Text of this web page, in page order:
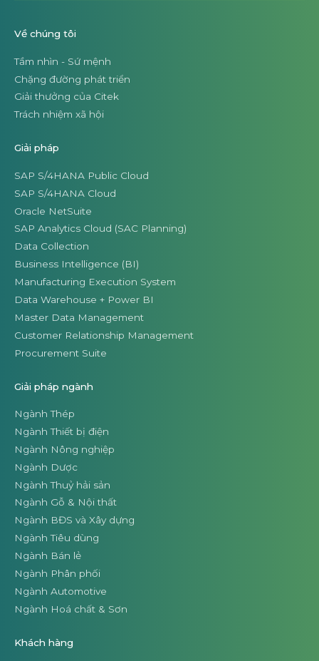
Về chúng tôi
Tầm nhìn - Sứ mệnh
Chặng đường phát triển
Giải thưởng của Citek
Trách nhiệm xã hội
Giải pháp
SAP S/4HANA Public Cloud
SAP S/4HANA Cloud
Oracle NetSuite
SAP Analytics Cloud (SAC Planning)
Data Collection
Business Intelligence (BI)
Manufacturing Execution System
Data Warehouse + Power BI
Master Data Management
Customer Relationship Management
Procurement Suite
Giải pháp ngành
Ngành Thép
Ngành Thiết bị điện
Ngành Nông nghiệp
Ngành Dược
Ngành Thuỷ hải sản
Ngành Gỗ & Nội thất
Ngành BĐS và Xây dựng
Ngành Tiêu dùng
Ngành Bán lẻ
Ngành Phân phối
Ngành Automotive
Ngành Hoá chất & Sơn
Khách hàng